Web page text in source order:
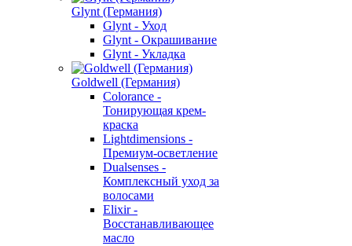
Glynt (Германия)
Glynt - Уход
Glynt - Окрашивание
Glynt - Укладка
Goldwell (Германия)
Colorance -
Тонирующая крем-
краска
Lightdimensions -
Премиум-осветление
Dualsenses -
Комплексный уход за
волосами
Elixir -
Восстанавливающее
масло